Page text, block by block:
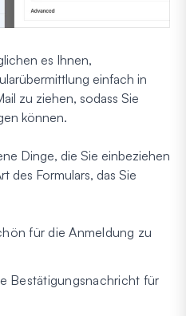
es Ihnen,
einfach in
zu ziehen, sodass Sie
können.
Dinge, die Sie einbeziehen
des Formulars, das Sie
für die Anmeldung zu
Bestätigungsnachricht für